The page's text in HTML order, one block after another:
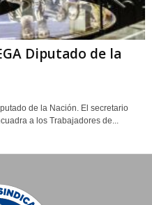
Diputado de la
de la Nación. El secretario
a los Trabajadores de...